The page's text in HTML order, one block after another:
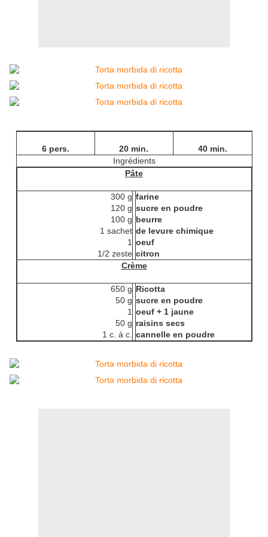
6 pers. 20 min.
40 min.
Ingrédients
Pâte
300 g
120 g
100 g
1 sachet
1
1/2 zeste
farine
sucre en poudre
beurre
de levure chimique
oeuf
citron
Crème
650 g
50 g
1
50 g
1 c. à c.
Ricotta
sucre en poudre
oeuf + 1 jaune
raisins secs
cannelle en poudre